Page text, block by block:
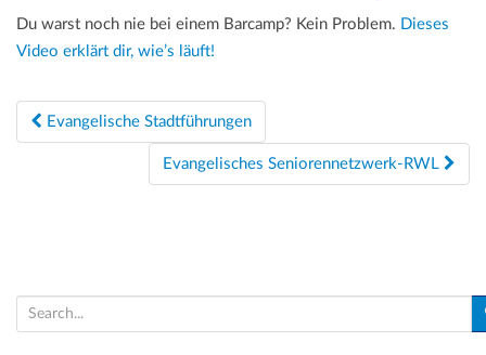
Du warst noch nie bei einem Barcamp? Kein Problem. Dieses
Video erklärt dir, wie’s läuft!
Beitragsnavigation
Evangelische Stadtführungen
Evangelisches Seniorennetzwerk-RWL
e